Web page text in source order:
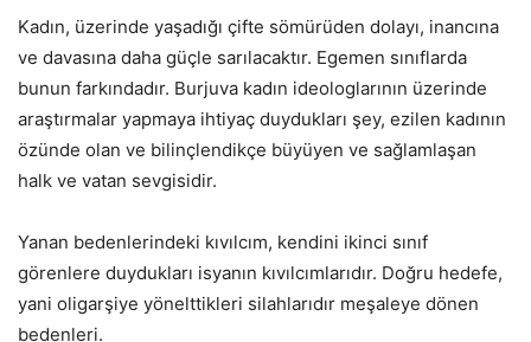
Kadın, üzerinde yaşadığı çifte sömürüden dolayı, inancına
ve davasına daha güçle sarılacaktır. Egemen sınıflarda
bunun farkındadır. Burjuva kadın ideologlarının üzerinde
araştırmalar yapmaya ihtiyaç duydukları şey, ezilen kadının
özünde olan ve bilinçlendikçe büyüyen ve sağlamlaşan
halk ve vatan sevgisidir.
Yanan bedenlerindeki kıvılcım, kendini ikinci sınıf
görenlere duydukları isyanın kıvılcımlarıdır. Doğru hedefe,
yani oligarşiye yönelttikleri silahlarıdır meşaleye dönen
bedenleri.